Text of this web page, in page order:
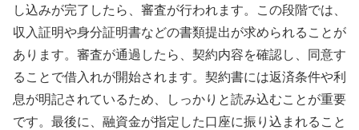
し込みが完了したら、審査が行われます。この段階では、
収入証明や身分証明書などの書類提出が求められることが
あります。審査が通過したら、契約内容を確認し、同意す
ることで借入れが開始されます。契約書には返済条件や利
息が明記されているため、しっかりと読み込むことが重要
です。最後に、融資金が指定した口座に振り込まれること